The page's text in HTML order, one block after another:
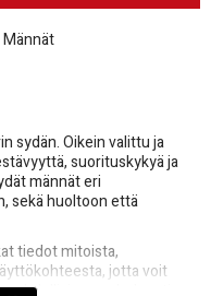
Männät
sydän. Oikein valittu ja
suorituskykyä ja
männät eri
sekä huoltoon että
tiedot mitoista,
jotta voit
helposti.